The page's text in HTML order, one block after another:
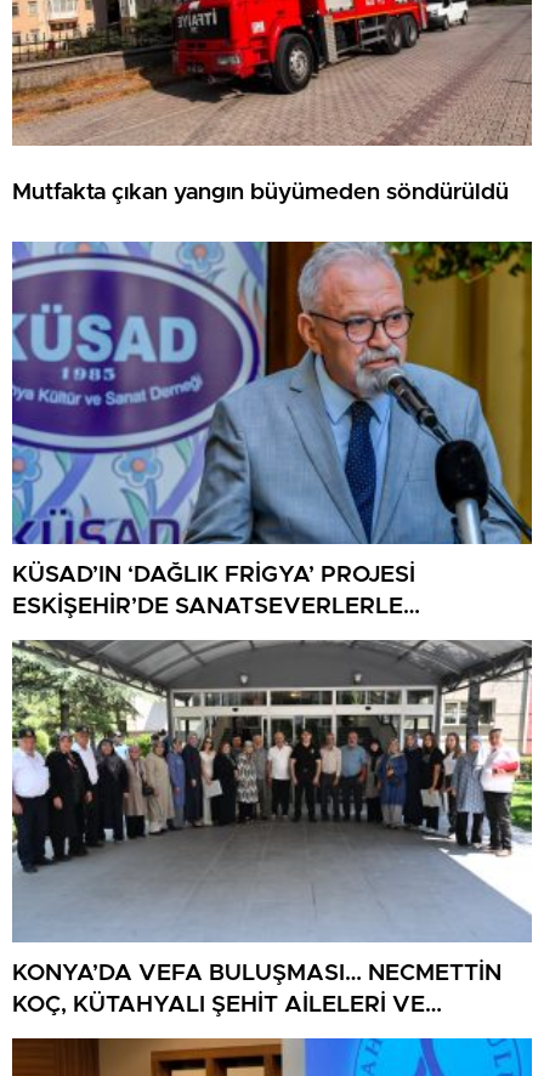
Mutfakta çıkan yangın büyümeden söndürüldü
KÜSAD’IN ‘DAĞLIK FRİGYA’ PROJESİ
ESKİŞEHİR’DE SANATSEVERLERLE
BULUŞUYOR
KONYA’DA VEFA BULUŞMASI… NECMETTİN
KOÇ, KÜTAHYALI ŞEHİT AİLELERİ VE
GAZİLERİ AĞIRLADI